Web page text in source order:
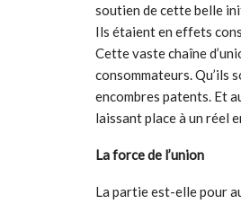
soutien de cette belle
Ils étaient en effets
Cette vaste chaîne
consommateurs.
encombres patents. Et
laissant place à un réel
La force de l’union
La partie est-elle pour